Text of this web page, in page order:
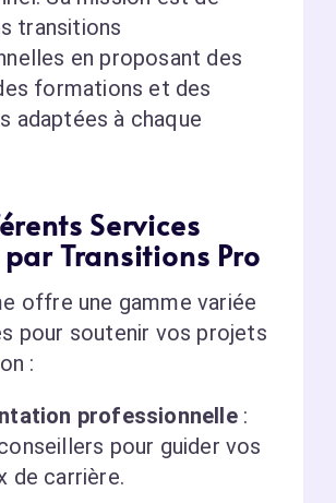
transitions
en proposant des
formations et des
adaptées à chaque
Services
Transitions Pro
offre une gamme variée
pour soutenir vos projets
:
professionnelle:
pour guider vos
de carrière.